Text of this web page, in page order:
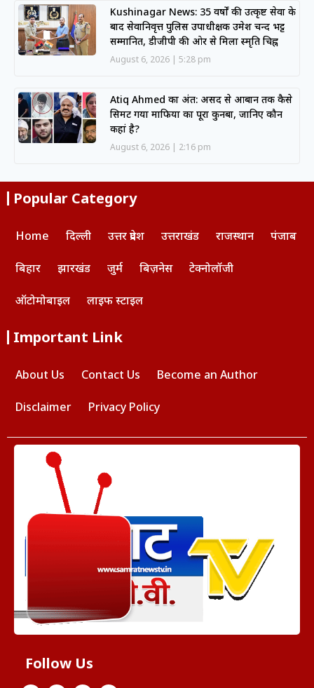
Kushinagar News: 35 वर्षों की उत्कृष्ट सेवा के
बाद सेवानिवृत्त पुलिस उपाधीक्षक उमेश चन्द भट्ट
सम्मानित, डीजीपी की ओर से मिला स्मृति चिह्न
August 6, 2026 5:28 pm
Atiq Ahmed का अंत: असद से आबान तक कैसे
सिमट गया माफिया का पूरा कुनबा, जानिए कौन
कहां है?
August 6, 2026 2:16 pm
Popular Category
Home दिल्ली उत्तर प्रदेश उत्तराखंड राजस्थान पंजाब
बिहार झारखंड जुर्म बिज़नेस टेक्नोलॉजी
ऑटोमोबाइल लाइफ स्टाइल
Important Link
About Us Contact Us Become an Author
Disclaimer Privacy Policy
Follow Us